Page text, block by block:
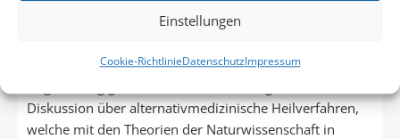
Einstellungen
Cookie-RichtlinieDatenschutzImpressum
ALTERNATIVLOSES HEILEN
Welche Medizin wir bekommen, wenn Globuli &
Diskussion über alternativmedizinische Heilverfahren,
welche mit den Theorien der Naturwissenschaft in